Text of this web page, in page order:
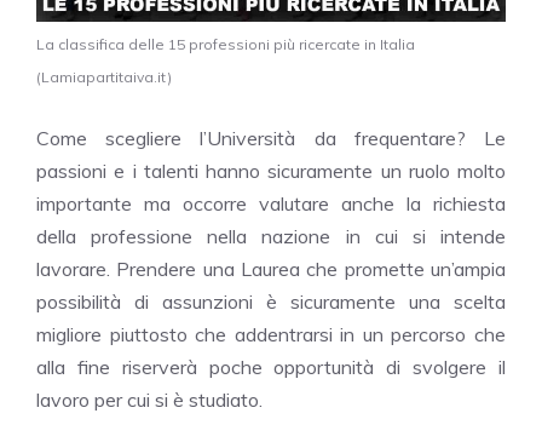
La classifica delle 15 professioni più ricercate in Italia
(Lamiapartitaiva.it)
Come scegliere l’Università da frequentare? Le
passioni e i talenti hanno sicuramente un ruolo molto
importante ma occorre valutare anche la richiesta
della professione nella nazione in cui si intende
lavorare. Prendere una Laurea che promette un’ampia
possibilità di assunzioni è sicuramente una scelta
migliore piuttosto che addentrarsi in un percorso che
alla fine riserverà poche opportunità di svolgere il
lavoro per cui si è studiato.